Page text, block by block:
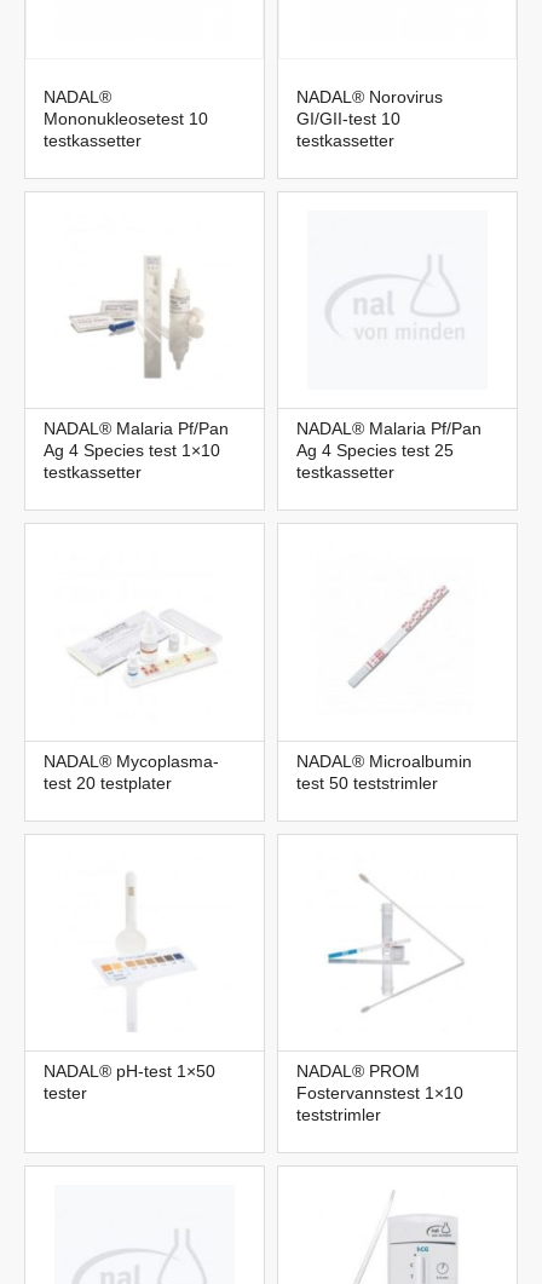
NADAL®
Mononukleosetest 10
testkassetter
NADAL® Norovirus
GI/GII-test 10
testkassetter
NADAL® Malaria Pf/Pan
Ag 4 Species test 1×10
testkassetter
NADAL® Malaria Pf/Pan
Ag 4 Species test 25
testkassetter
NADAL® Mycoplasma-
test 20 testplater
NADAL® Microalbumin
test 50 teststrimler
NADAL® pH-test 1×50
tester
NADAL® PROM
Fostervannstest 1×10
teststrimler